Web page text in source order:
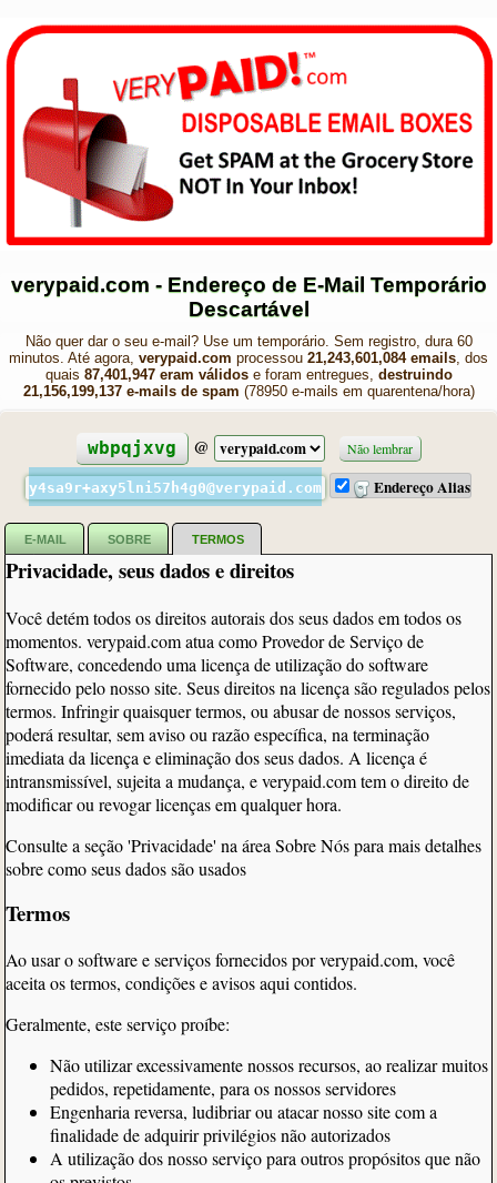
verypaid.com - Endereço de E-Mail Temporário
Descartável
Não quer dar o seu e-mail? Use um temporário. Sem registro, dura 60
minutos. Até agora, verypaid.com processou 21,243,601,084 emails , dos
quais 87,401,947 eram válidose foram entregues, destruindo
21,156,199,137 e-mails de spam (78950 e-mails em quarentena/hora)
wbpqjxvg @ Não lembrar
y4sa9r+axy5lni57h4g0@verypaid.com Endereço Alias
E-MAIL SOBRE TERMOS
Privacidade, seus dados e direitos
Você detém todos os direitos autorais dos seus dados em todos os
momentos. verypaid.com atua como Provedor de Serviço de
Software, concedendo uma licença de utilização do software
fornecido pelo nosso site. Seus direitos na licença são regulados pelos
termos. Infringir quaisquer termos, ou abusar de nossos serviços,
poderá resultar, sem aviso ou razão específica, na terminação
imediata da licença e eliminação dos seus dados. A licença é
intransmissível, sujeita a mudança, e verypaid.com tem o direito de
modificar ou revogar licenças em qualquer hora.
Consulte a seção 'Privacidade' na área Sobre Nós para mais detalhes
sobre como seus dados são usados
Termos
Ao usar o software e serviços fornecidos por verypaid.com, você
aceita os termos, condições e avisos aqui contidos.
Geralmente, este serviço proíbe:
Não utilizar excessivamente nossos recursos, ao realizar muitos
pedidos, repetidamente, para os nossos servidores
Engenharia reversa, ludibriar ou atacar nosso site com a
finalidade de adquirir privilégios não autorizados
A utilização dos nosso serviço para outros propósitos que não